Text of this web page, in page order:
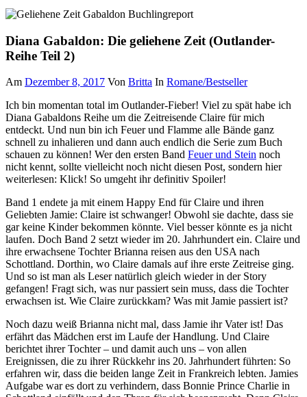
Diana Gabaldon: Die geliehene Zeit (Outlander-
Reihe Teil 2)
Am Dezember 8, 2017 Von Britta In Romane/Bestseller
Ich bin momentan total im Outlander-Fieber! Viel zu spät habe ich
Diana Gabaldons Reihe um die Zeitreisende Claire für mich
entdeckt. Und nun bin ich Feuer und Flamme alle Bände ganz
schnell zu inhalieren und dann auch endlich die Serie zum Buch
schauen zu können! Wer den ersten Band Feuer und Stein noch
nicht kennt, sollte vielleicht noch nicht diesen Post, sondern hier
weiterlesen: Klick! So umgeht ihr definitiv Spoiler!
Band 1 endete ja mit einem Happy End für Claire und ihren
Geliebten Jamie: Claire ist schwanger! Obwohl sie dachte, dass sie
gar keine Kinder bekommen könnte. Viel besser könnte es ja nicht
laufen. Doch Band 2 setzt wieder im 20. Jahrhundert ein. Claire und
ihre erwachsene Tochter Brianna reisen aus den USA nach
Schottland. Dorthin, wo Claire damals auf ihre erste Zeitreise ging.
Und so ist man als Leser natürlich gleich wieder in der Story
gefangen! Fragt sich, was nur passiert sein muss, dass die Tochter
erwachsen ist. Wie Claire zurückkam? Was mit Jamie passiert ist?
Noch dazu weiß Brianna nicht mal, dass Jamie ihr Vater ist! Das
erfährt das Mädchen erst im Laufe der Handlung. Und Claire
berichtet ihrer Tochter – und damit auch uns – von allen
Ereignissen, die zu ihrer Rückkehr ins 20. Jahrhundert führten: So
erfahren wir, dass die beiden lange Zeit in Frankreich lebten. Jamies
Aufgabe war es dort zu verhindern, dass Bonnie Prince Charlie in